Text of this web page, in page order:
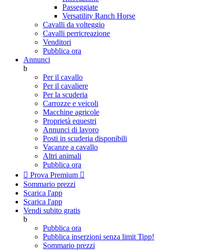
Passeggiate
Versatility Ranch Horse
Cavalli da volteggio
Cavalli perricreazione
Venditori
Pubblica ora
Annunci
b
Per il cavallo
Per il cavaliere
Per la scuderia
Carrozze e veicoli
Macchine agricole
Proprietà equestri
Annunci di lavoro
Posti in scuderia disponibili
Vacanze a cavallo
Altri animali
Pubblica ora
 Prova Premium 
Sommario prezzi
Scarica l'app
Scarica l'app
Vendi subito gratis
b
Pubblica ora
Pubblica inserzioni senza limit Tipp!
Sommario prezzi